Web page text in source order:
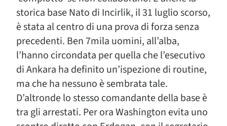
storica base Nato di Incirlik, il 31 luglio scorso,
è stata al centro di una prova di forza senza
precedenti. Ben 7mila uomini, all’alba,
l’hanno circondata per quella che l’esecutivo
di Ankara ha definito un’ispezione di routine,
ma che ha nessuno è sembrata tale.
D’altronde lo stesso comandante della base è
tra gli arrestati. Per ora Washington evita uno